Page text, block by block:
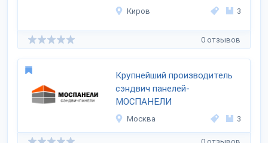
Киров 3
0 отзывов
Крупнейший производитель
сэндвич панелей-
МОСПАНЕЛИ
Москва 3
0 отзывов